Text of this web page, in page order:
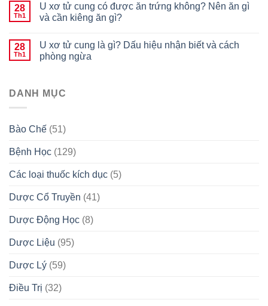
28
Th1
U xơ tử cung có được ăn trứng không? Nên ăn gì
và cần kiêng ăn gì?
28
Th1
U xơ tử cung là gì? Dấu hiệu nhận biết và cách
phòng ngừa
DANH MỤC
Bào Chế (51)
Bệnh Học (129)
Các loại thuốc kích dục (5)
Dược Cổ Truyền (41)
Dược Động Học (8)
Dược Liệu (95)
Dược Lý (59)
Điều Trị (32)